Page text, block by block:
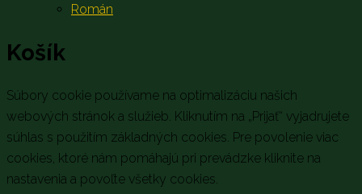
Román
Košík
Súbory cookie používame na optimalizáciu našich
webových stránok a služieb. Kliknutím na „Prijať“ vyjadrujete
súhlas s použitím základných cookies. Pre povolenie viac
cookies, ktoré nám pomáhajú pri prevádzke kliknite na
nastavenia a povoľte všetky cookies.